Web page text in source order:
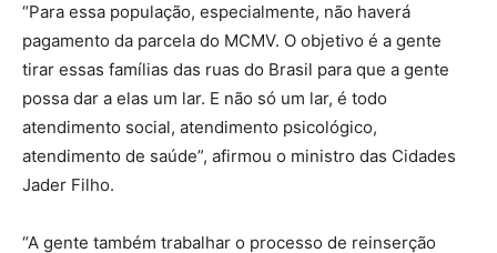
“Para essa população, especialmente, não haverá
pagamento da parcela do MCMV. O objetivo é a gente
tirar essas famílias das ruas do Brasil para que a gente
possa dar a elas um lar. E não só um lar, é todo
atendimento social, atendimento psicológico,
atendimento de saúde”, afirmou o ministro das Cidades
Jader Filho.
“A gente também trabalhar o processo de reinserção